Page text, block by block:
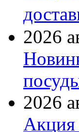
2026
2026
Акция